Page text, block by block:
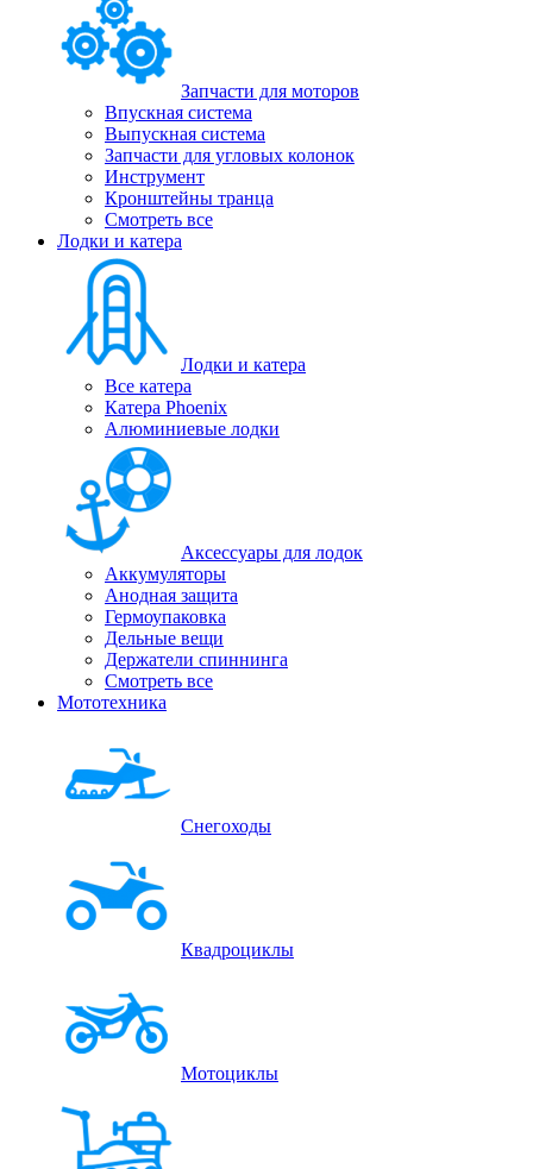
Запчасти для моторов
Впускная система
Выпускная система
Запчасти для угловых колонок
Инструмент
Кронштейны транца
Смотреть все
Лодки и катера
Лодки и катера
Все катера
Катера Phoenix
Алюминиевые лодки
Аксессуары для лодок
Аккумуляторы
Анодная защита
Гермоупаковка
Дельные вещи
Держатели спиннинга
Смотреть все
Мототехника
Снегоходы
Квадроциклы
Мотоциклы